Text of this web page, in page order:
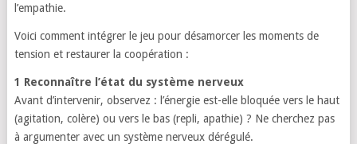
l’empathie.
Voici comment intégrer le jeu pour désamorcer les moments de
tension et restaurer la coopération :
1 Reconnaître l’état du système nerveux
Avant d’intervenir, observez : l’énergie est-elle bloquée vers le haut
(agitation, colère) ou vers le bas (repli, apathie) ? Ne cherchez pas
à argumenter avec un système nerveux dérégulé.